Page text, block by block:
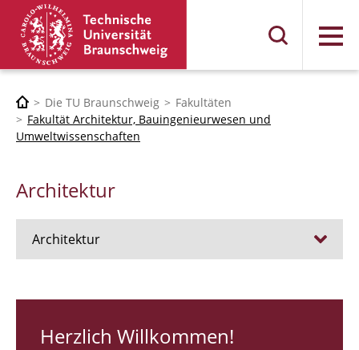
Menü
Die TU Braunschweig
Fakultäten
Fakultät Architektur, Bauingenieurwesen und
Umweltwissenschaften
Architektur
Architektur
RUNDGANG 26
Herzlich Willkommen!